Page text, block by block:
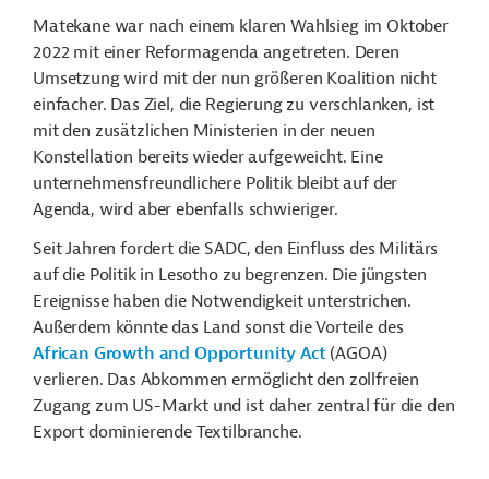
Matekane war nach einem klaren Wahlsieg im Oktober
2022 mit einer Reformagenda angetreten. Deren
Umsetzung wird mit der nun größeren Koalition nicht
einfacher. Das Ziel, die Regierung zu verschlanken, ist
mit den zusätzlichen Ministerien in der neuen
Konstellation bereits wieder aufgeweicht. Eine
unternehmensfreundlichere Politik bleibt auf der
Agenda, wird aber ebenfalls schwieriger.
Seit Jahren fordert die SADC, den Einfluss des Militärs
auf die Politik in Lesotho zu begrenzen. Die jüngsten
Ereignisse haben die Notwendigkeit unterstrichen.
Außerdem könnte das Land sonst die Vorteile des
African Growth and Opportunity Act (AGOA)
verlieren. Das Abkommen ermöglicht den zollfreien
Zugang zum US-Markt und ist daher zentral für die den
Export dominierende Textilbranche.